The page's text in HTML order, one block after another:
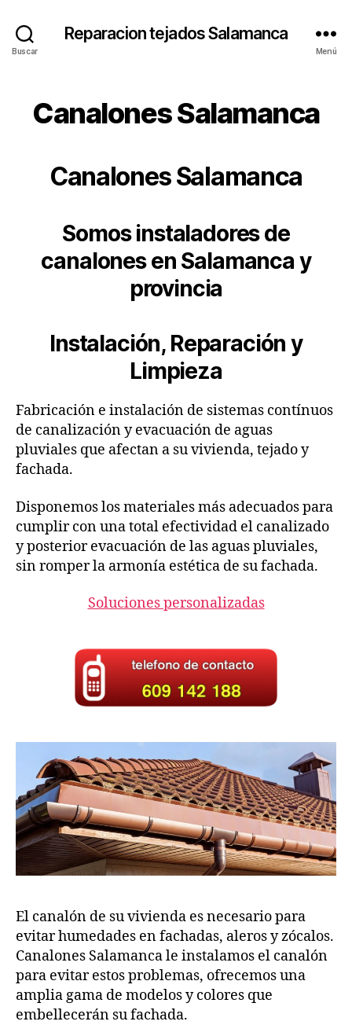
Buscar
Reparacion tejados Salamanca
Menú
Canalones Salamanca
Canalones Salamanca
Somos instaladores de
canalones en Salamanca y
provincia
Instalación, Reparación y
Limpieza
Fabricación e instalación de sistemas contínuos
de canalización y evacuación de aguas
pluviales que afectan a su vivienda, tejado y
fachada.
Disponemos los materiales más adecuados para
cumplir con una total efectividad el canalizado
y posterior evacuación de las aguas pluviales,
sin romper la armonía estética de su fachada.
Soluciones personalizadas
El canalón de su vivienda es necesario para
evitar humedades en fachadas, aleros y zócalos.
Canalones Salamanca le instalamos el canalón
para evitar estos problemas, ofrecemos una
amplia gama de modelos y colores que
embellecerán su fachada.